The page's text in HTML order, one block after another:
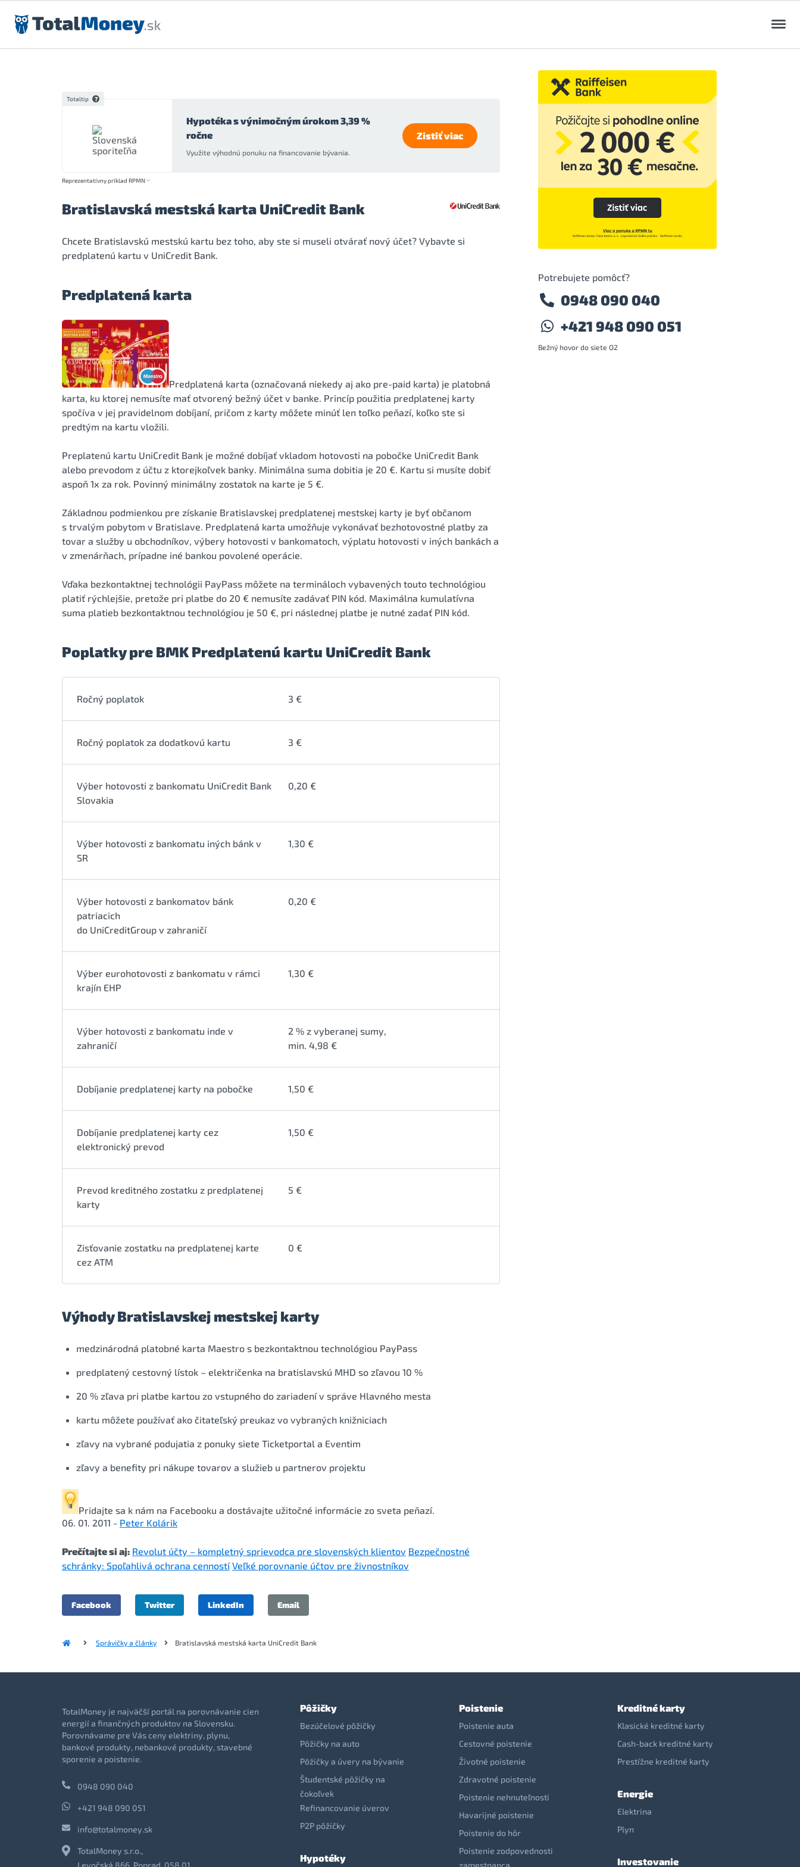
Preskočiť na obsah
Totaltip
Hypotéka s výnimočným úrokom 3,39 %
ročne
Využite výhodnú ponuku na financovanie bývania.
Zistiť viac
Reprezentatívny príklad RPMN
Bratislavská mestská karta UniCredit Bank
Chcete Bratislavskú mestskú kartu bez toho, aby ste si museli otvárať nový účet? Vybavte si
predplatenú kartu v UniCredit Bank.
Predplatená karta
Predplatená karta (označovaná niekedy aj ako pre-paid karta) je platobná
karta, ku ktorej nemusíte mať otvorený bežný účet v banke. Princíp použitia predplatenej karty
spočíva v jej pravidelnom dobíjaní, pričom z karty môžete minúť len toľko peňazí, koľko ste si
predtým na kartu vložili.
Preplatenú kartu UniCredit Bank je možné dobíjať vkladom hotovosti na pobočke UniCredit Bank
alebo prevodom z účtu z ktorejkoľvek banky. Minimálna suma dobitia je 20 €. Kartu si musíte dobiť
aspoň 1x za rok. Povinný minimálny zostatok na karte je 5 €.
Základnou podmienkou pre získanie Bratislavskej predplatenej mestskej karty je byť občanom
s trvalým pobytom v Bratislave. Predplatená karta umožňuje vykonávať bezhotovostné platby za
tovar a služby u obchodníkov, výbery hotovosti v bankomatoch, výplatu hotovosti v iných bankách a
v zmenárňach, prípadne iné bankou povolené operácie.
Vďaka bezkontaktnej technológii PayPass môžete na termináloch vybavených touto technológiou
platiť rýchlejšie, pretože pri platbe do 20 € nemusíte zadávať PIN kód. Maximálna kumulatívna
suma platieb bezkontaktnou technológiou je 50 €, pri následnej platbe je nutné zadať PIN kód.
Poplatky pre BMK Predplatenú kartu UniCredit Bank
Ročný poplatok 3 €
Ročný poplatok za dodatkovú kartu 3 €
Výber hotovosti z bankomatu UniCredit Bank
Slovakia
0,20 €
Výber hotovosti z bankomatu iných bánk v
SR
1,30 €
Výber hotovosti z bankomatov bánk
patriacich
do UniCreditGroup v zahraničí
0,20 €
Výber eurohotovosti z bankomatu v rámci
krajín EHP
1,30 €
Výber hotovosti z bankomatu inde v
zahraničí
2 % z vyberanej sumy,
min. 4,98 €
Dobíjanie predplatenej karty na pobočke 1,50 €
Dobíjanie predplatenej karty cez
elektronický prevod
1,50 €
Prevod kreditného zostatku z predplatenej
karty
5 €
Zisťovanie zostatku na predplatenej karte
cez ATM
0 €
Výhody Bratislavskej mestskej karty
medzinárodná platobné karta Maestro s bezkontaktnou technológiou PayPass
predplatený cestovný lístok – električenka na bratislavskú MHD so zľavou 10 %
20 % zľava pri platbe kartou zo vstupného do zariadení v správe Hlavného mesta
kartu môžete používať ako čitateľský preukaz vo vybraných knižniciach
zľavy na vybrané podujatia z ponuky siete Ticketportal a Eventim
zľavy a benefity pri nákupe tovarov a služieb u partnerov projektu
Pridajte sa k nám na Facebooku a dostávajte užitočné informácie zo sveta peňazí.
06. 01. 2011 - Peter Kolárik
Prečítajte si aj: Revolut účty – kompletný sprievodca pre slovenských klientov Bezpečnostné
schránky: Spoľahlivá ochrana cenností Veľké porovnanie účtov pre živnostníkov
Facebook Twitter LinkedIn Email
Správičky a články Bratislavská mestská karta UniCredit Bank
Potrebujete pomôcť?
0948 090 040
+421 948 090 051
Bežný hovor do siete O2
Pôžičky
Bezúčelové pôžičky
Pôžičky na auto
Pôžičky a úvery na bývanie
Študentské pôžičky na
čokoľvek
Refinancovanie úverov
P2P pôžičky
Hypotéky
Poistenie
Poistenie auta
Cestovné poistenie
Životné poistenie
Zdravotné poistenie
Poistenie nehnuteľnosti
Havarijné poistenie
Poistenie do hôr
Poistenie zodpovednosti
zamestnanca
Kreditné karty
Klasické kreditné karty
Cash-back kreditné karty
Prestížne kreditné karty
Energie
Elektrina
Plyn
Investovanie
TotalMoney je najväčší portál na porovnávanie cien
energií a finančných produktov na Slovensku.
Porovnávame pre Vás ceny elektriny, plynu,
bankové produkty, nebankové produkty, stavebné
sporenie a poistenie.
0948 090 040
+421 948 090 051
info@totalmoney.sk
TotalMoney s.r.o.,
Levočská 866, Poprad, 058 01